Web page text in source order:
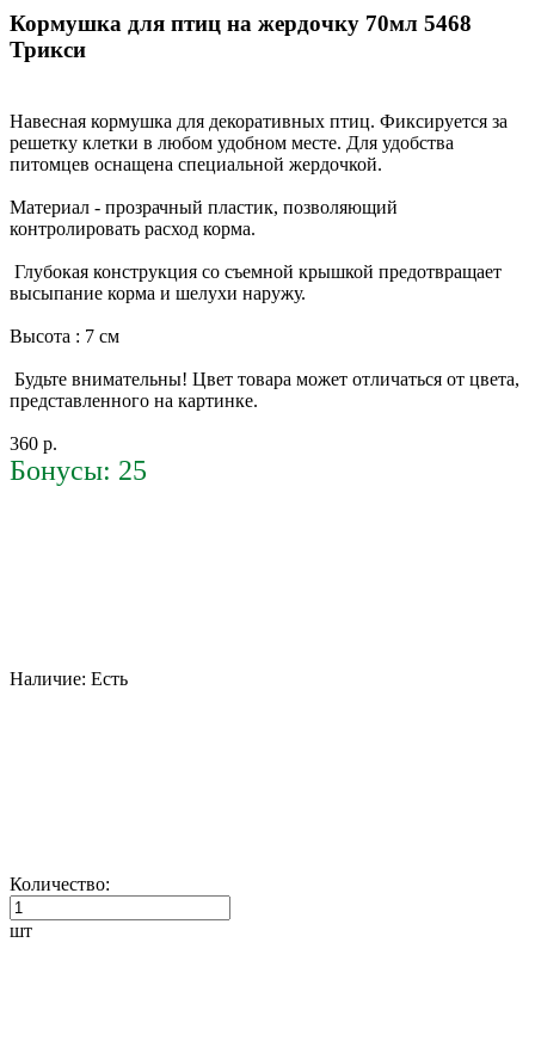
Кормушка для птиц на жердочку 70мл 5468
Трикси
Навесная кормушка для декоративных птиц. Фиксируется за
решетку клетки в любом удобном месте. Для удобства
питомцев оснащена специальной жердочкой.
Материал - прозрачный пластик, позволяющий
контролировать расход корма.
Глубокая конструкция со съемной крышкой предотвращает
высыпание корма и шелухи наружу.
Высота : 7 см
Будьте внимательны! Цвет товара может отличаться от цвета,
представленного на картинке.
360 р.
Бонусы: 25
Наличие: Есть
Количество:
шт